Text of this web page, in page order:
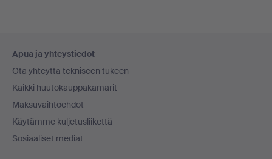
Apua ja yhteystiedot
Ota yhteyttä tekniseen tukeen
Kaikki huutokauppakamarit
Maksuvaihtoehdot
Käytämme kuljetusliikettä
Sosiaaliset mediat